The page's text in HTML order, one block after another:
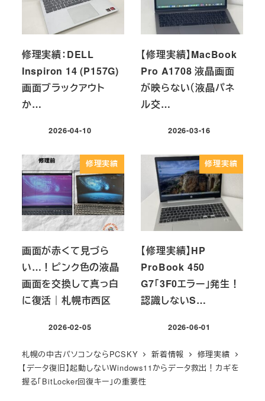
修理実績：DELL
Inspiron 14 (P157G)
画面ブラックアウト
か…
投稿日
2026-04-10
【修理実績】MacBook
Pro A1708 液晶画面
が映らない（液晶パネ
ル交…
投稿日
2026-03-16
修理実績
画面が赤くて見づら
い…！ピンク色の液晶
画面を交換して真っ白
に復活｜札幌市西区
投稿日
2026-02-05
修理実績
【修理実績】HP
ProBook 450
G7「3F0エラー」発生！
認識しないS…
投稿日
2026-06-01
札幌の中古パソコンならPCSKY 新着情報
修理実績
【データ復旧】起動しないWindows11からデータ救出！カギを
握る「BitLocker回復キー」の重要性